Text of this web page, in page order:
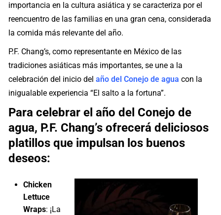
importancia en la cultura asiática y se caracteriza por el
reencuentro de las familias en una gran cena, considerada
la comida más relevante del año.
P.F. Chang’s, como representante en México de las
tradiciones asiáticas más importantes, se une a la
celebración del inicio delaño del Conejo de agua con la
inigualable experiencia “El salto a la fortuna”.
Para celebrar el año del Conejo de
agua, P.F. Chang’s ofrecerá deliciosos
platillos que impulsan los buenos
deseos:
Chicken
Lettuce
Wraps: ¡La